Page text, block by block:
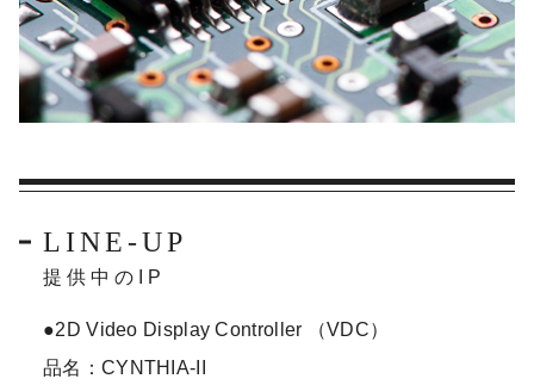
LINE-UP
提供中のIP
●2D Video Display Controller （VDC）
品名：CYNTHIA-II